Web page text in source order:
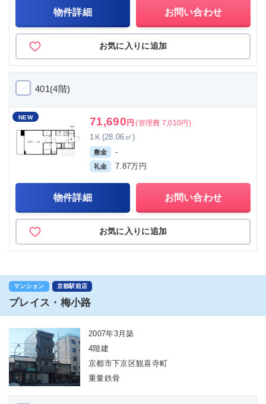
物件詳細 お問い合わせ
お気に入りに追加
401(4階)
NEW 71,690 円 (管理費 7,010円)
1Ｋ(28.06㎡)
敷金 -
礼金 7.87万円
物件詳細 お問い合わせ
お気に入りに追加
マンション 京都駅前店
プレイス・梅小路
2007年3月築
4階建
京都市下京区観喜寺町
重量鉄骨